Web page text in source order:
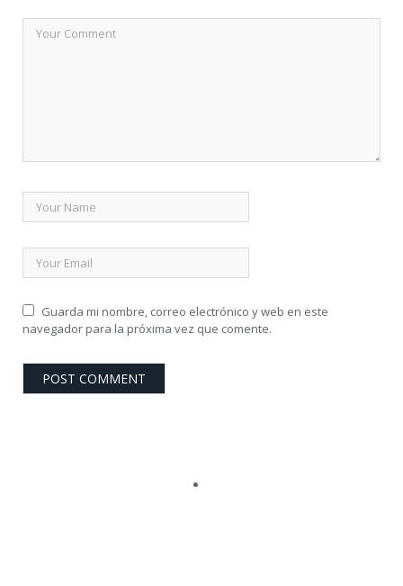
Guarda mi nombre, correo electrónico y web en este
navegador para la próxima vez que comente.